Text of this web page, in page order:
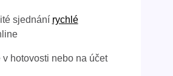
sjednání rychlé
v hotovosti nebo na účet